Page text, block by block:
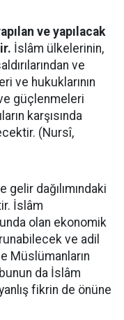
ve yapılacak
İslâm ülkelerinin,
ve
ve hukuklarının
güçlenmeleri
karşısında
(Nursî,
dağılımındaki
İslâm
olan ekonomik
ve adil
Müslümanların
da İslâm
fikrin de önüne